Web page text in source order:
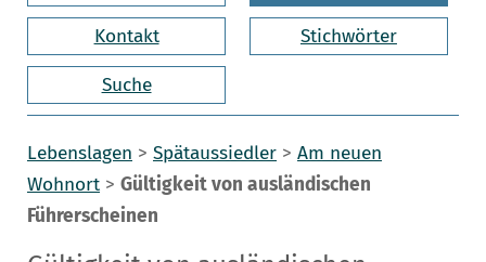
Kontakt Stichwörter
Suche
Lebenslagen > Spätaussiedler > Am neuen
Wohnort > Gültigkeit von ausländischen
Führerscheinen